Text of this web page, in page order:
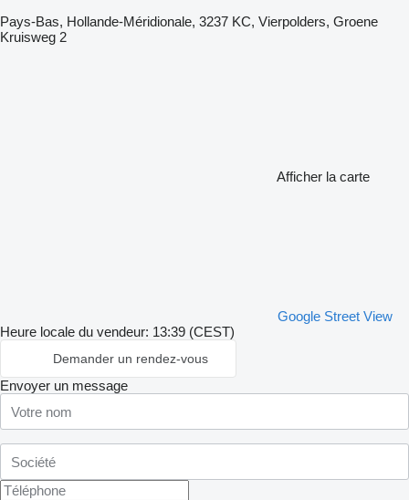
Pays-Bas, Hollande-Méridionale, 3237 KC, Vierpolders, Groene
Kruisweg 2
Afficher la carte
Google Street View
Heure locale du vendeur: 13:39 (CEST)
Demander un rendez-vous
Envoyer un message